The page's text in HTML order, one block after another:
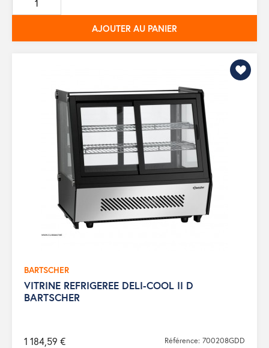
base
AJOUTER AU PANIER
BARTSCHER
VITRINE REFRIGEREE DELI-COOL II D
BARTSCHER
1 184,59 € Référence: 700208GDD